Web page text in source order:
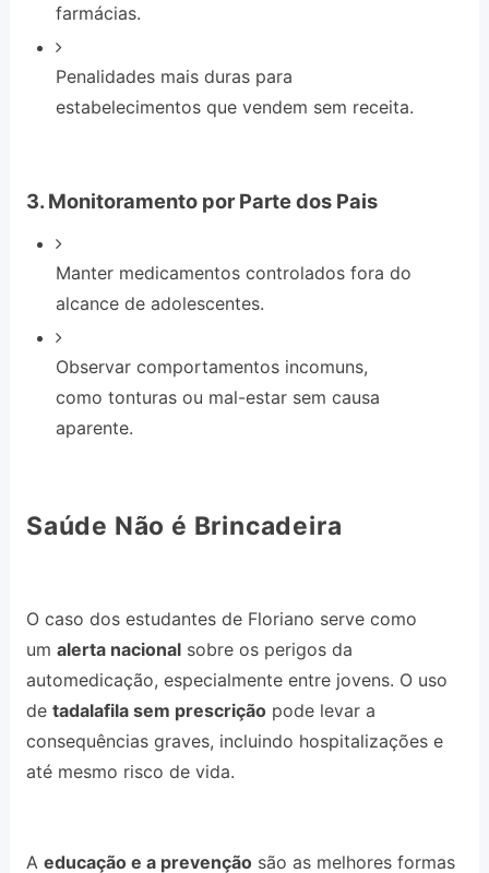
farmácias.
Penalidades mais duras para
estabelecimentos que vendem sem receita.
3. Monitoramento por Parte dos Pais
Manter medicamentos controlados fora do
alcance de adolescentes.
Observar comportamentos incomuns,
como tonturas ou mal-estar sem causa
aparente.
Saúde Não é Brincadeira
O caso dos estudantes de Floriano serve como
um alerta nacionalsobre os perigos da
automedicação, especialmente entre jovens. O uso
de tadalafila sem prescriçãopode levar a
consequências graves, incluindo hospitalizações e
até mesmo risco de vida.
A educação e a prevençãosão as melhores formas